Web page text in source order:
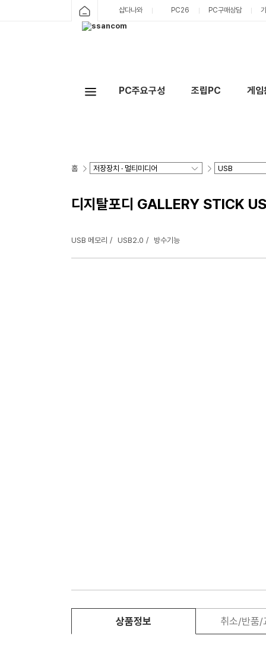
샵다나와 PC26 PC구매상담
PC주요구성 조립PC 게
홈
디지탈포디 GALLERY STICK
USB 메모리 USB2.0 방수기능
상품정보 취소/반품/